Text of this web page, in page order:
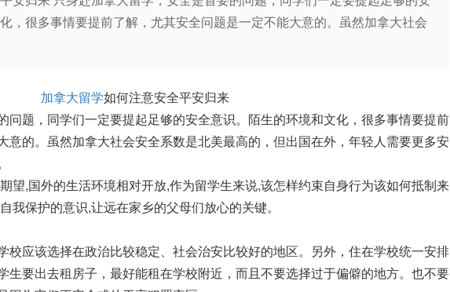
，很多事情要提前了解，尤其安全问题是一定不能大意的。虽然加拿大社会
加拿大留学如何注意安全平安归来
问题，同学们一定要提起足够的安全意识。陌生的环境和文化，很多事情要提前
意的。虽然加拿大社会安全系数是北美最高的，但出国在外，年轻人需要更多安
望,国外的生活环境相对开放,作为留学生来说,该怎样约束自身行为­该如何抵制来
我保护的意识­,让远在家乡的父母们放心的关键。
应该选择在政治比较稳定、社会治安比较好的地区。另外，住在学校统一安排
生要出去租房子，最好能租在学校附近，而且不要选择过于偏僻的地方。也不要